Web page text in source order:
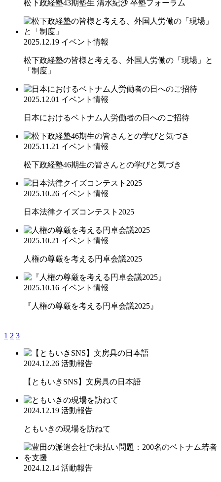
松下政経塾43期塾生 清水紀沙 卒塾フォーラム
2025.12.19 イベント情報
松下政経塾の皆様と考える、外国人労働の「現場」と
「制度」
2025.12.01 イベント情報
日本におけるベトナム人労働者の日へのご招待
2025.11.21 イベント情報
松下政経塾46期生の皆さんとの学びと気づき
2025.10.26 イベント情報
日本法律クイズコンテスト2025
2025.10.21 イベント情報
人権の尊厳を考える円卓会議2025
2025.10.16 イベント情報
『人権の尊厳を考える円卓会議2025』
1 2 3
2024.12.26 活動報告
【ともいきSNS】文房具の日本語
2024.12.19 活動報告
ともいきの現場を訪ねて
2024.12.14 活動報告